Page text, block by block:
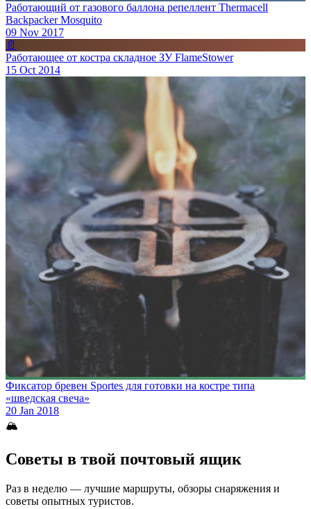
Работающий от газового баллона репеллент Thermacell
Backpacker Mosquito
09 Nov 2017
📄
Работающее от костра складное ЗУ FlameStower
15 Oct 2014
Фиксатор бревен Sportes для готовки на костре типа
«шведская свеча»
20 Jan 2018
🏔
Советы в твой почтовый ящик
Раз в неделю — лучшие маршруты, обзоры снаряжения и
советы опытных туристов.